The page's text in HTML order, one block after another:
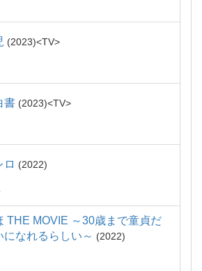
2023 TV
書 2023 TV
ロ 2022
THE MOVIE ～30歳まで童貞だ
になれるらしい～
2022